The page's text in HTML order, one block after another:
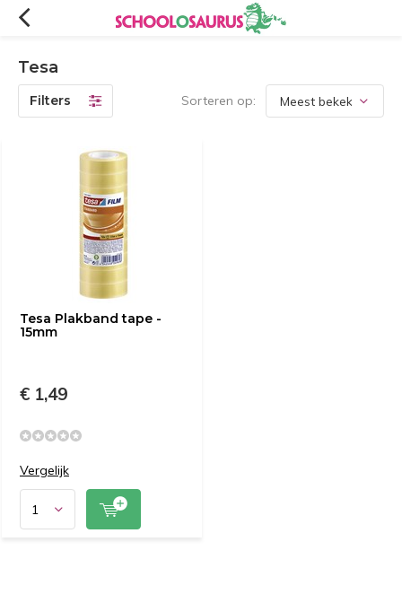
Tesa
Filters Sorteren op:
Tesa Plakband tape -
15mm
€ 1,49
Vergelijk